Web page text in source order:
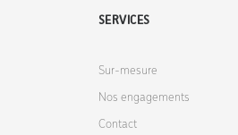
SERVICES
Sur-mesure
Nos engagements
Contact